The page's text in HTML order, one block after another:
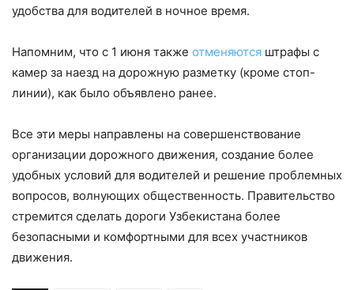
удобства для водителей в ночное время.
Напомним, что с 1 июня также отменяются штрафы с
камер за наезд на дорожную разметку (кроме стоп-
линии), как было объявлено ранее.
Все эти меры направлены на совершенствование
организации дорожного движения, создание более
удобных условий для водителей и решение проблемных
вопросов, волнующих общественность. Правительство
стремится сделать дороги Узбекистана более
безопасными и комфортными для всех участников
движения.